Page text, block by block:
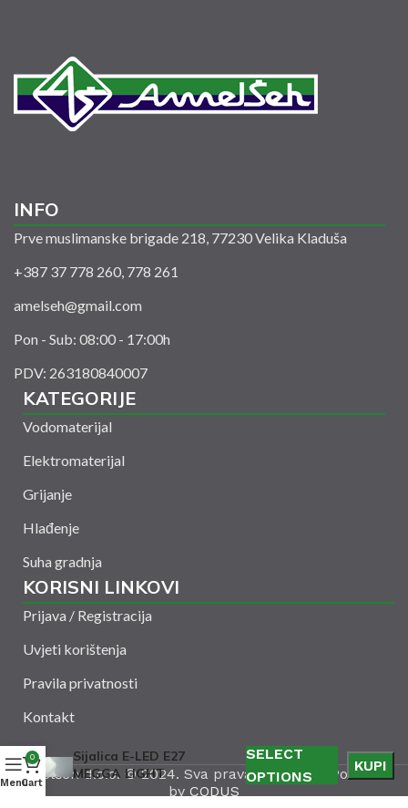
INFO
Prve muslimanske brigade 218, 77230 Velika Kladuša
+387 37 778 260, 778 261
amelseh@gmail.com
Pon - Sub: 08:00 - 17:00h
PDV: 263180840007
KATEGORIJE
Vodomaterijal
Elektromaterijal
Grijanje
Hlađenje
Suha gradnja
KORISNI LINKOVI
Prijava / Registracija
Uvjeti korištenja
Pravila privatnosti
Kontakt
Amelšeh d.o.o. © 2024. Sva prava zadržana. Powered
by CODUS
Sijalica E-LED E27
MEGGA LIGHT
SELECT
OPTIONS
KUPI
Menu
0
Cart